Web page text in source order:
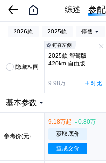
综述 参配
2026款 2025款 停售
隐藏相同
钉在左侧
2025款 智驾版
420km 自由版
9.98万 对比
基本参数
参考价(元)
9.18万起
0.80万
获取底价
查成交价